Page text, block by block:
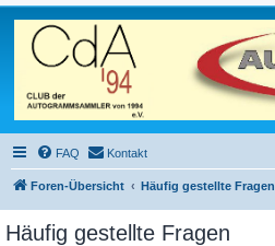
FAQ Kontakt
Foren-Übersicht Häufig gestellte Fragen
Häufig gestellte Fragen